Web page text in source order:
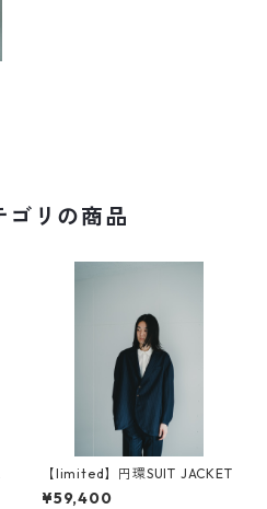
ゴリの商品
【limited】円環SUIT JACKET
¥59,400